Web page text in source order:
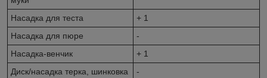
Насадка для теста
+ 1
Насадка для пюре
-
Насадка-венчик
+ 1
Диск/насадка терка, шинковка
-